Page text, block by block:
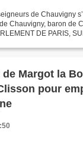
de Chauvigny
Chauvigny, baron de
DE PARIS,
Margot la
pour